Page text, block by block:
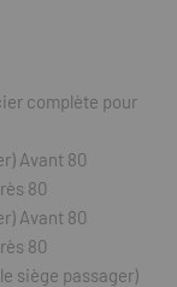
complète pour
Avant 80
80
Avant 80
80
siège passager)